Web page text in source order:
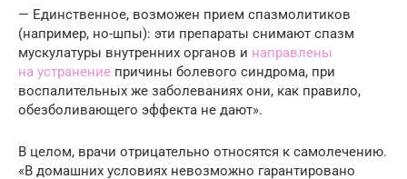
— Единственное, возможен прием спазмолитиков
(например, но-шпы): эти препараты снимают спазм
мускулатуры внутренних органов и направлены
на устранение причины болевого синдрома, при
воспалительных же заболеваниях они, как правило,
обезболивающего эффекта не дают».
В целом, врачи отрицательно относятся к самолечению.
«В домашних условиях невозможно гарантировано